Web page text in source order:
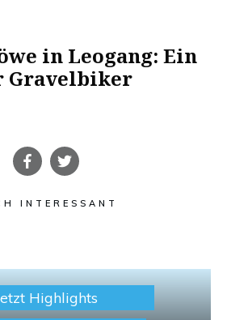
in Leogang: Ein
Gravelbiker
INTERESSANT
Highlights